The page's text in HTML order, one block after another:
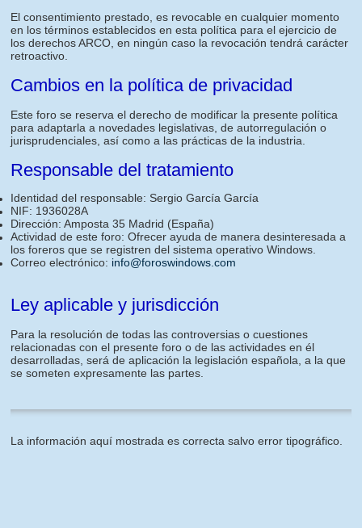
El consentimiento prestado, es revocable en cualquier momento
en los términos establecidos en esta política para el ejercicio de
los derechos ARCO, en ningún caso la revocación tendrá carácter
retroactivo.
Cambios en la política de privacidad
Este foro se reserva el derecho de modificar la presente política
para adaptarla a novedades legislativas, de autorregulación o
jurisprudenciales, así como a las prácticas de la industria.
Responsable del tratamiento
Identidad del responsable: Sergio García García
NIF: 1936028A
Dirección: Amposta 35 Madrid (España)
Actividad de este foro: Ofrecer ayuda de manera desinteresada a
los foreros que se registren del sistema operativo Windows.
Correo electrónico: info@foroswindows.com
Ley aplicable y jurisdicción
Para la resolución de todas las controversias o cuestiones
relacionadas con el presente foro o de las actividades en él
desarrolladas, será de aplicación la legislación española, a la que
se someten expresamente las partes.
La información aquí mostrada es correcta salvo error tipográfico.